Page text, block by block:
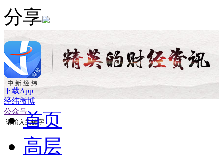
分享
下载App
经纬微博
公众号首页
高层